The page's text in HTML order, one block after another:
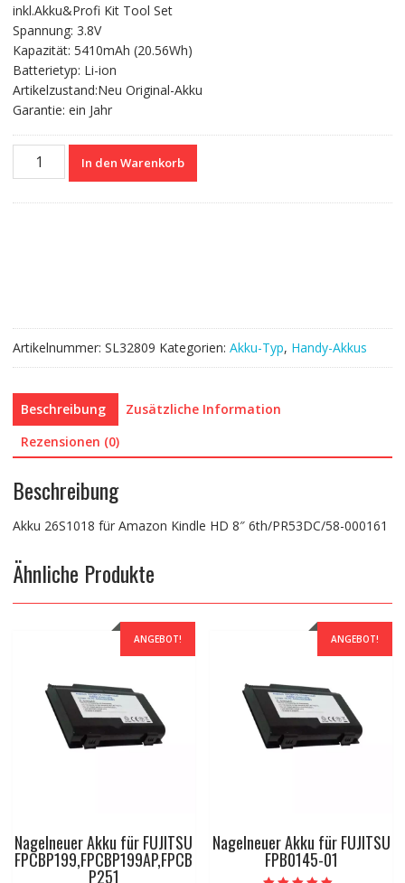
inkl.Akku&Profi Kit Tool Set
Spannung: 3.8V
Kapazität: 5410mAh (20.56Wh)
Batterietyp: Li-ion
Artikelzustand:Neu Original-Akku
Garantie: ein Jahr
Nagelneuer
Akku
000161
Menge
In den Warenkorb
Artikelnummer: SL32809 Kategorien: Akku-Typ, Handy-Akkus
Beschreibung
Zusätzliche Information
Rezensionen (0)
Beschreibung
Akku 26S1018 für Amazon Kindle HD 8″ 6th/PR53DC/58-000161
Ähnliche Produkte
ANGEBOT!
Nagelneuer Akku für FUJITSU
FPCBP199,FPCBP199AP,FPCB
P251
ANGEBOT!
Nagelneuer Akku für FUJITSU
FPB0145-01